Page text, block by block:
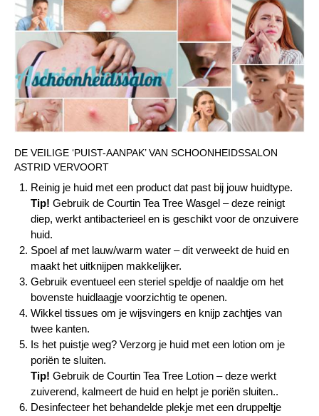
DE VEILIGE ‘PUIST-AANPAK’ VAN SCHOONHEIDSSALON
ASTRID VERVOORT
Reinig je huid met een product dat past bij jouw huidtype.
Tip! Gebruik de Courtin Tea Tree Wasgel– deze reinigt
diep, werkt antibacterieel en is geschikt voor de onzuivere
huid.
Spoel af met lauw/warm water – dit verweekt de huid en
maakt het uitknijpen makkelijker.
Gebruik eventueel een steriel speldje of naaldje om het
bovenste huidlaagje voorzichtig te openen.
Wikkel tissues om je wijsvingers en knijp zachtjes van
twee kanten.
Is het puistje weg? Verzorg je huid met een lotion om je
poriën te sluiten.
Tip! Gebruik de Courtin Tea Tree Lotion– deze werkt
zuiverend, kalmeert de huid en helpt je poriën sluiten..
Desinfecteer het behandelde plekje met een druppeltje